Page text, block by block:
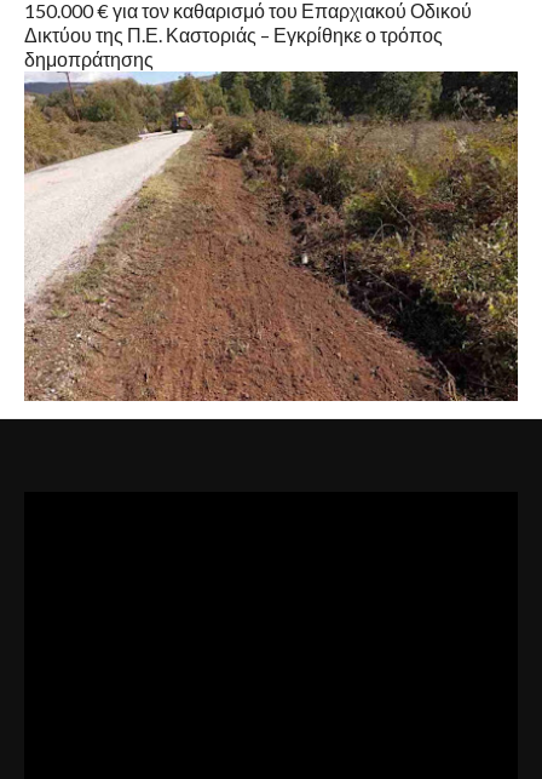
150.000 € για τον καθαρισμό του Επαρχιακού Οδικού
Δικτύου της Π.Ε. Καστοριάς – Εγκρίθηκε ο τρόπος
δημοπράτησης